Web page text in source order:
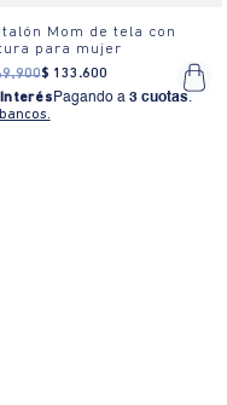
Mom de tela con
para mujer
.900$ 133 .600
Pagando a 3 cuotas.